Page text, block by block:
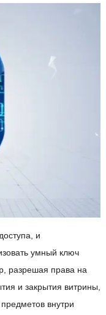
и
умный ключ
разрешая права на
и закрытия витрины,
внутри